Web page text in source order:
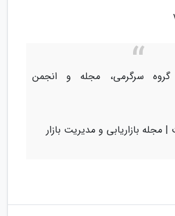
سرگرمی، مجله و انجمن
| مجله بازاریابی و مدیریت بازار